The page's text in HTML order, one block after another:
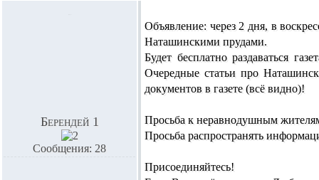
Берендей 1
Сообщения: 28
Объявление: через 2 дня, в
Наташинскими прудами.
Будет бесплатно раздаваться
Очередные статьи про
документов в газете (всё видно)!
Просьба к неравнодушным
Просьба распространять
Присоединяйтесь!